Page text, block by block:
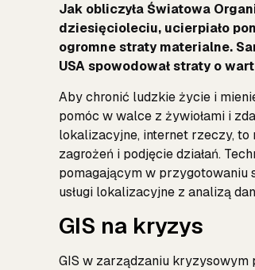
Jak obliczyła Światowa
dziesięcioleciu, ucierpiało
ogromne straty materialne.
USA spowodował straty o
Aby chronić ludzkie życie i
pomóc w walce z żywiołami i
lokalizacyjne, internet rzeczy, to
zagrożeń i podjęcie działań.
pomagającym w przygotowaniu
usługi lokalizacyjne z analizą
GIS na kryzys
GIS w zarządzaniu